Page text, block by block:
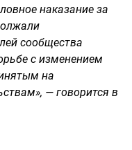
наказание за
сообщества
с изменением
на
— говорится в